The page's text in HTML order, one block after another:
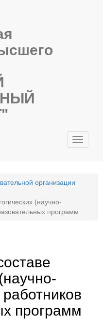
Toggle
организации
(научно-
программ
работников
программ